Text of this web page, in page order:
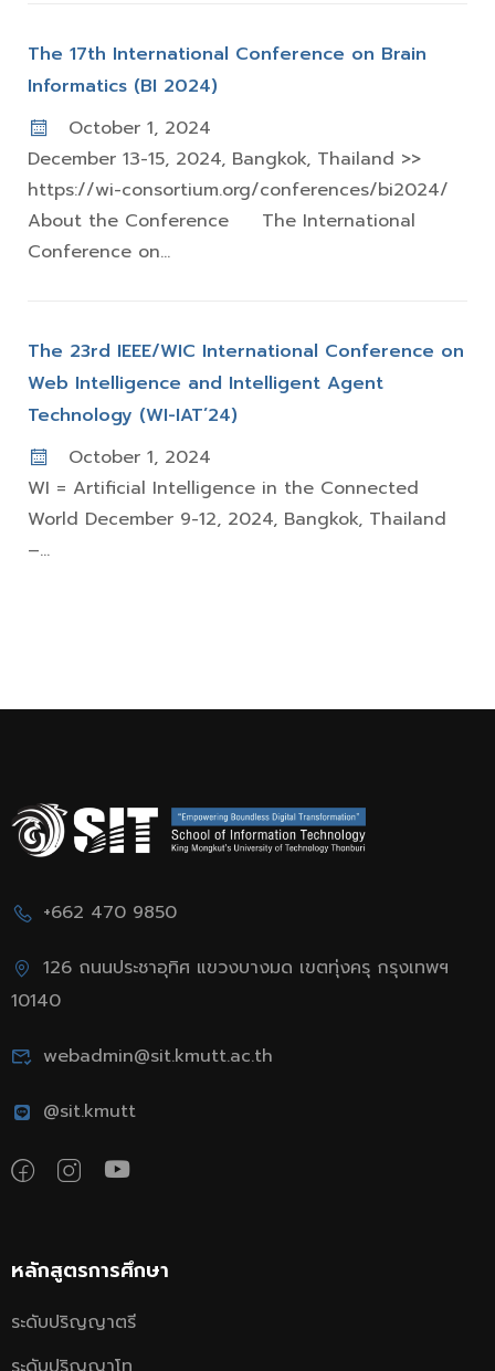
The 17th International Conference on Brain
Informatics (BI 2024)
October 1, 2024
December 13-15, 2024, Bangkok, Thailand >>
https://wi-consortium.org/conferences/bi2024/
About the Conference The International
Conference on...
The 23rd IEEE/WIC International Conference on
Web Intelligence and Intelligent Agent
Technology (WI-IAT’24)
October 1, 2024
WI = Artificial Intelligence in the Connected
World December 9-12, 2024, Bangkok, Thailand
–...
+662 470 9850
126 ถนนประชาอุทิศ แขวงบางมด เขตทุ่งครุ กรุงเทพฯ
10140
webadmin@sit.kmutt.ac.th
@sit.kmutt
หลักสูตรการศึกษา
ระดับปริญญาตรี